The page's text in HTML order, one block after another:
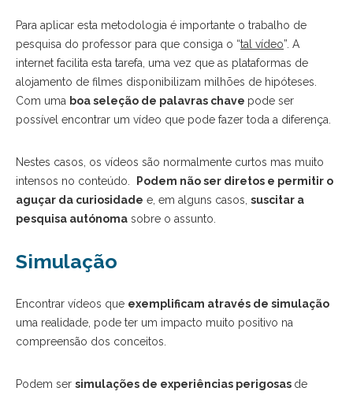
Para aplicar esta metodologia é importante o trabalho de
pesquisa do professor para que consiga o “tal vídeo”. A
internet facilita esta tarefa, uma vez que as plataformas de
alojamento de filmes disponibilizam milhões de hipóteses.
Com uma boa seleção de palavras chave pode ser
possível encontrar um vídeo que pode fazer toda a diferença.
Nestes casos, os vídeos são normalmente curtos mas muito
intensos no conteúdo.
Podem não ser diretos e permitir o
aguçar da curiosidade e, em alguns casos, suscitar a
pesquisa autónoma sobre o assunto.
Simulação
Encontrar vídeos que exemplificam através de simulação
uma realidade, pode ter um impacto muito positivo na
compreensão dos conceitos.
Podem ser simulações de experiências perigosas de